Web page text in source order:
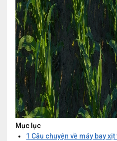
Mục lục
1 Câu chuyện về máy bay